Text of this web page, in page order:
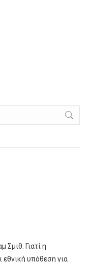
Σμιθ: Γιατί η
εθνική υπόθεση για